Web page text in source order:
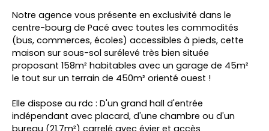
Notre agence vous présente en exclusivité dans le
centre-bourg de Pacé avec toutes les commodités
(bus, commerces, écoles) accessibles à pieds, cette
maison sur sous-sol surélevé très bien située
proposant 158m² habitables avec un garage de 45m²
le tout sur un terrain de 450m² orienté ouest !
Elle dispose au rdc : D'un grand hall d'entrée
indépendant avec placard, d'une chambre ou d'un
bureau (21.7m²) carrelé avec évier et accès